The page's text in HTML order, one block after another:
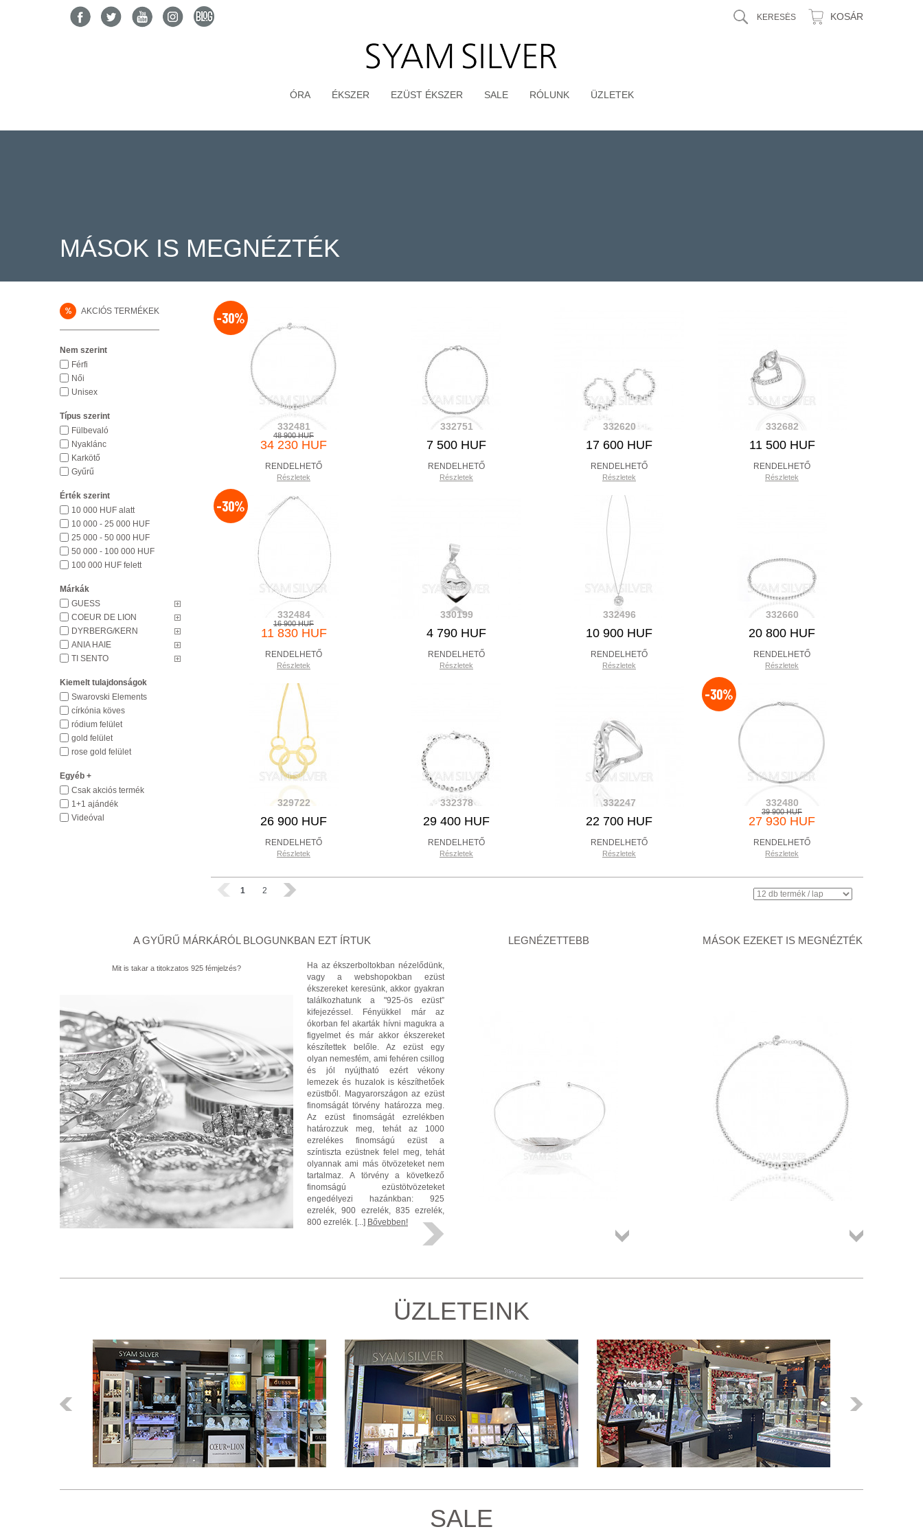
KOSÁR
ÓRA ÉKSZER EZÜST ÉKSZER SALE RÓLUNK ÜZLETEK
MÁSOK IS MEGNÉZTÉK
% AKCIÓS TERMÉKEK
Nem szerint
Férfi
Női
Unisex
Típus szerint
Fülbevaló
Nyaklánc
Karkötő
Gyűrű
Érték szerint
10 000 HUF alatt
10 000 - 25 000 HUF
25 000 - 50 000 HUF
50 000 - 100 000 HUF
100 000 HUF felett
Márkák
GUESS
COEUR DE LION
DYRBERG/KERN
ANIA HAIE
TI SENTO
Kiemelt tulajdonságok
Swarovski Elements
církónia köves
ródium felület
gold felület
rose gold felület
Egyéb +
Csak akciós termék
1+1 ajándék
Videóval
332481
48 900 HUF
34 230 HUF
-30%
RENDELHETŐ
Részletek
332751
7 500 HUF
RENDELHETŐ
Részletek
332620
17 600 HUF
RENDELHETŐ
Részletek
332682
11 500 HUF
RENDELHETŐ
Részletek
332484
16 900 HUF
11 830 HUF
-30%
RENDELHETŐ
Részletek
330199
4 790 HUF
RENDELHETŐ
Részletek
332496
10 900 HUF
RENDELHETŐ
Részletek
332660
20 800 HUF
RENDELHETŐ
Részletek
329722
26 900 HUF
RENDELHETŐ
Részletek
332378
29 400 HUF
RENDELHETŐ
Részletek
332247
22 700 HUF
RENDELHETŐ
Részletek
332480
39 900 HUF
27 930 HUF
-30%
RENDELHETŐ
Részletek
1 2
A GYŰRŰ MÁRKÁRÓL BLOGUNKBAN EZT ÍRTUK
Mit is takar a titokzatos 925 fémjelzés?
Ha az ékszerboltokban nézelődünk,
vagy a webshopokban ezüst
ékszereket keresünk, akkor gyakran
találkozhatunk a "925-ös ezüst”
kifejezéssel. Fényükkel már az
ókorban fel akarták hívni magukra a
figyelmet és már akkor ékszereket
készítettek belőle. Az ezüst egy
olyan nemesfém, ami fehéren csillog
és jól nyújtható ezért vékony
lemezek és huzalok is készíthetőek
ezüstből. Magyarországon az ezüst
finomságát törvény határozza meg.
Az ezüst finomságát ezrelékben
határozzuk meg, tehát az 1000
ezrelékes finomságú ezüst a
színtiszta ezüstnek felel meg, tehát
olyannak ami más ötvözeteket nem
tartalmaz. A törvény a következő
finomságú ezüstötvözeteket
engedélyezi hazánkban: 925
ezrelék, 900 ezrelék, 835 ezrelék,
800 ezrelék. [...] Bővebben!
LEGNÉZETTEBB MÁSOK EZEKET IS MEGNÉZTÉK
ÜZLETEINK
Előző
SALE